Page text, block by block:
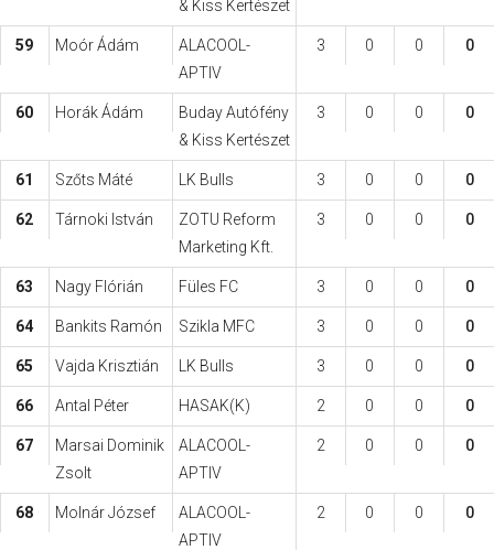
& Kiss Kertészet
59 Moór Ádám
ALACOOL-
APTIV
3 0 0 0
60 Horák Ádám
Buday Autófény
& Kiss Kertészet
3 0 0 0
61 Szőts Máté LK Bulls 3 0 0 0
62 Tárnoki István
ZOTU Reform
Marketing Kft.
3 0 0 0
63 Nagy Flórián Füles FC 3 0 0 0
64 Bankits Ramón Szikla MFC 3 0 0 0
65 Vajda Krisztián LK Bulls 3 0 0 0
66 Antal Péter HASAK(K) 2 0 0 0
67
Marsai Dominik
Zsolt
ALACOOL-
APTIV
2 0 0 0
68 Molnár József
ALACOOL-
APTIV
2 0 0 0